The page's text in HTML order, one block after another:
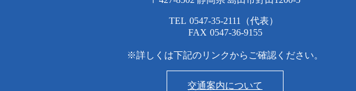
TEL 0547-35-2111 （代表）
FAX 0547-36-9155
※詳しくは下記のリンクからご確認ください。
交通案内について